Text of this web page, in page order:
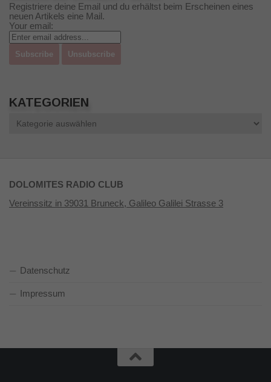
Registriere deine Email und du erhältst beim Erscheinen eines
neuen Artikels eine Mail.
Your email:
KATEGORIEN
DOLOMITES RADIO CLUB
Vereinssitz in 39031 Bruneck, Galileo Galilei Strasse 3
Datenschutz
Impressum